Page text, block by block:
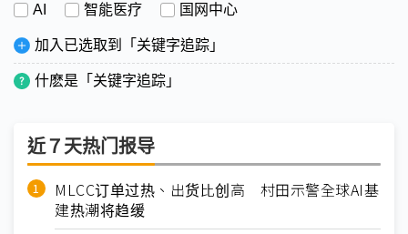
AI 智能医疗 国网中心
加入已选取到「关键字追踪」
什麽是「关键字追踪」
近７天热门报导
MLCC订单过热、出货比创高 村田示警全球AI基
建热潮将趋缓